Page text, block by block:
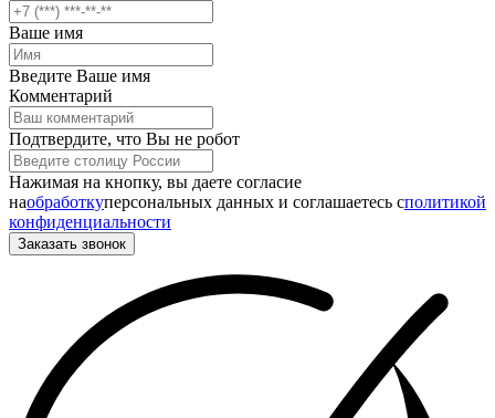
Ваше имя
Введите Ваше имя
Комментарий
Подтвердите, что Вы не робот
Нажимая на кнопку, вы даете согласие
наобработкуперсональных данных и соглашаетесь cполитикой
конфиденциальности
Заказать звонок